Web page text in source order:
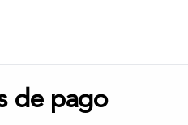
de pago